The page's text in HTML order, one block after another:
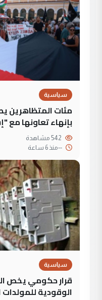
سياسية
مئات المتظاهرين
بإنهاء تعاونها مع
--منذ 6 ساعة
سياسية
قرار حكومي يخص
الوقودية للمولدات